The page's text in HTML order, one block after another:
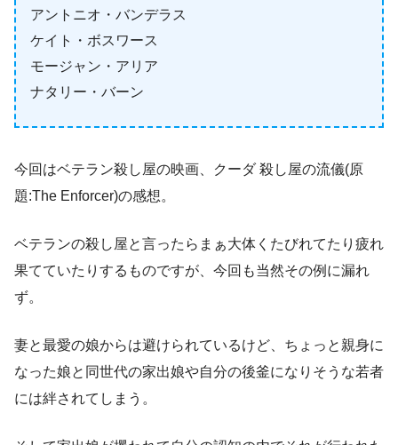
アントニオ・バンデラス
ケイト・ボスワース
モージャン・アリア
ナタリー・バーン
今回はベテラン殺し屋の映画、クーダ 殺し屋の流儀(原
題:The Enforcer)の感想。
ベテランの殺し屋と言ったらまぁ大体くたびれてたり疲れ
果てていたりするものですが、今回も当然その例に漏れ
ず。
妻と最愛の娘からは避けられているけど、ちょっと親身に
なった娘と同世代の家出娘や自分の後釜になりそうな若者
には絆されてしまう。